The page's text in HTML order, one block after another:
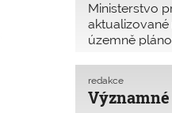
Ministerstvo
územně
redakce